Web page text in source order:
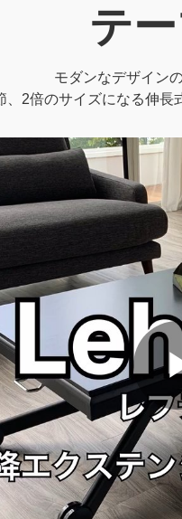
テ
モダンなデザイン
、2倍のサイズになる伸長